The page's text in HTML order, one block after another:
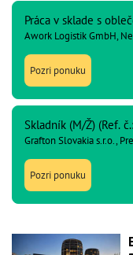
Práca v sklade s
Awork Logistik GmbH,
Pozri ponuku
Skladník (M/Ž) (Ref.
Grafton Slovakia s.r.o.,
Pozri ponuku